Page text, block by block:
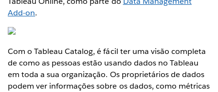
Add-on.
Com o Tableau Catalog, é fácil ter uma visão completa
de como as pessoas estão usando dados no Tableau
em toda a sua organização. Os proprietários de dados
podem ver informações sobre os dados, como métricas